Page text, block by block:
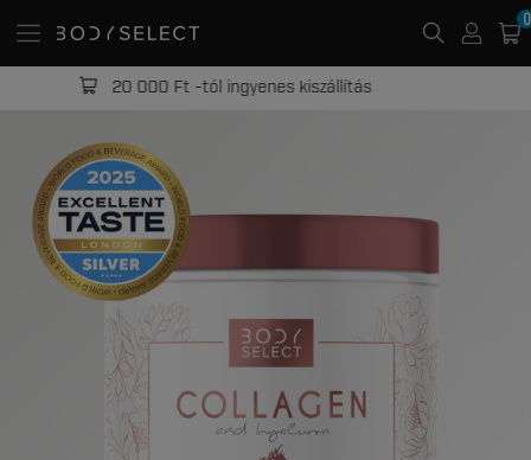
20 000 Ft -tól ingyenes kiszállítás
0